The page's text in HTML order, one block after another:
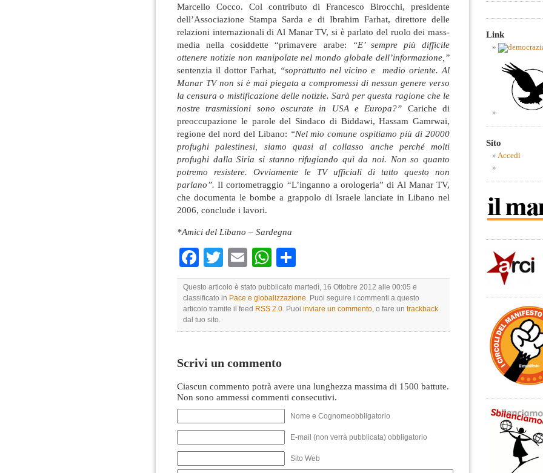
Marcello Cocco. Col contributo di Francesco Birocchi, presidente
dell’Associazione Stampa Sarda e di Ibrahim Farhat, direttore delle
relazioni internazionali di Al Manar TV, si è parlato del ruolo dei mass-
media nella cosiddette “primavere arabe:
“E’ sempre più difficile
ottenere notizie non manipolate nel mondo globale dell’informazione,”
sentenzia il dottor Farhat, “soprattutto nel vicino e medio oriente. Al
Manar TV non si è mai piegata a compromessi di nessun genere verso
la censura o mistificazione delle notizie. Sarà per questa ragione che le
nostre trasmissioni sono oscurate in USA e Europa?” Cariche di
preoccupazione le parole del Sindaco di Biddawi, Hassam Gamrwai,
regione del nord del Libano: “Nel mio comune ospitiamo più di 20000
profughi palestinesi, siamo quasi al collasso anche perché molti
profughi dalla Siria si stanno rifugiando qui da noi. Non so quanto
potremo resistere. Ovviamente le TV ufficiali di tutto questo non
parlano”. Il cortometraggio “L’inganno a orologeria” di Al Manar TV,
che documenta le bombe a grappolo di Israele lanciate in Libano nel
2006, conclude i lavori.
*Amici del Libano – Sardegna
Facebook
TwitterEmailWhatsApp
Questo articolo è stato pubblicato martedì, 16 Ottobre 2012 alle 00:05 e
classificato in Pace e globalizzazione. Puoi seguire i commenti a questo
articolo tramite il feed RSS 2.0. Puoi inviare un commento, o fare un trackback
dal tuo sito.
Scrivi un commento
Ciascun commento potrà avere una lunghezza massima di 1500 battute.
Non sono ammessi commenti consecutivi.
Nome e Cognomeobbligatorio
E-mail (non verrà pubblicata) obbligatorio
Sito Web
Link
Sito
Accedi